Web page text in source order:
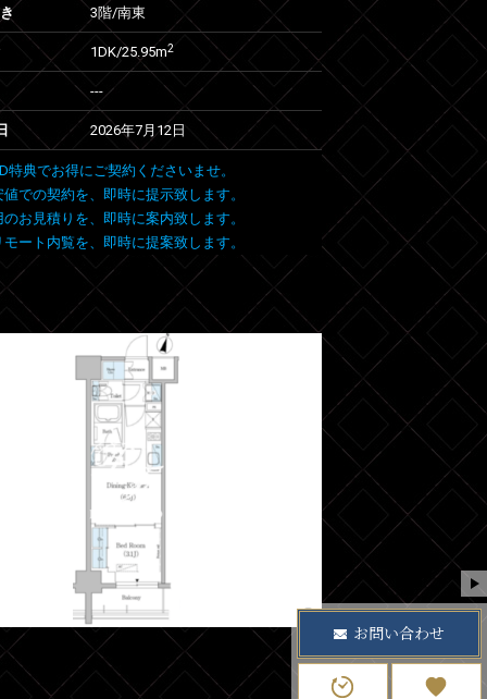
3階/南東
1DK/25.95m2
---
2026年7月12日
特典でお得にご契約くださいませ。
での契約を、即時に提示致します。
お見積りを、即時に案内致します。
ート内覧を、即時に提案致します。
お問い合わせ